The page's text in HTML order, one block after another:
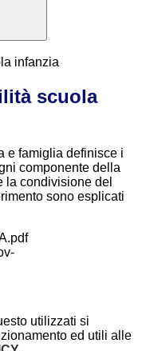
infanzia
scuola
e famiglia definisce i
componente della
la condivisione del
sono esplicati
utilizzati si
ed utili alle